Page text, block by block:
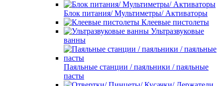
Блок питания/ Мультиметры/ Активаторы
Клеевые пистолеты
Ультразвуковые
ванны
Паяльные станции / паяльники / паяльные
пасты